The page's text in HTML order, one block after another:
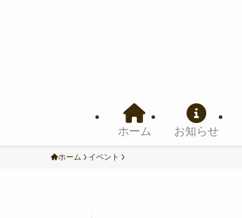
ホーム お知らせ
ホーム イベント